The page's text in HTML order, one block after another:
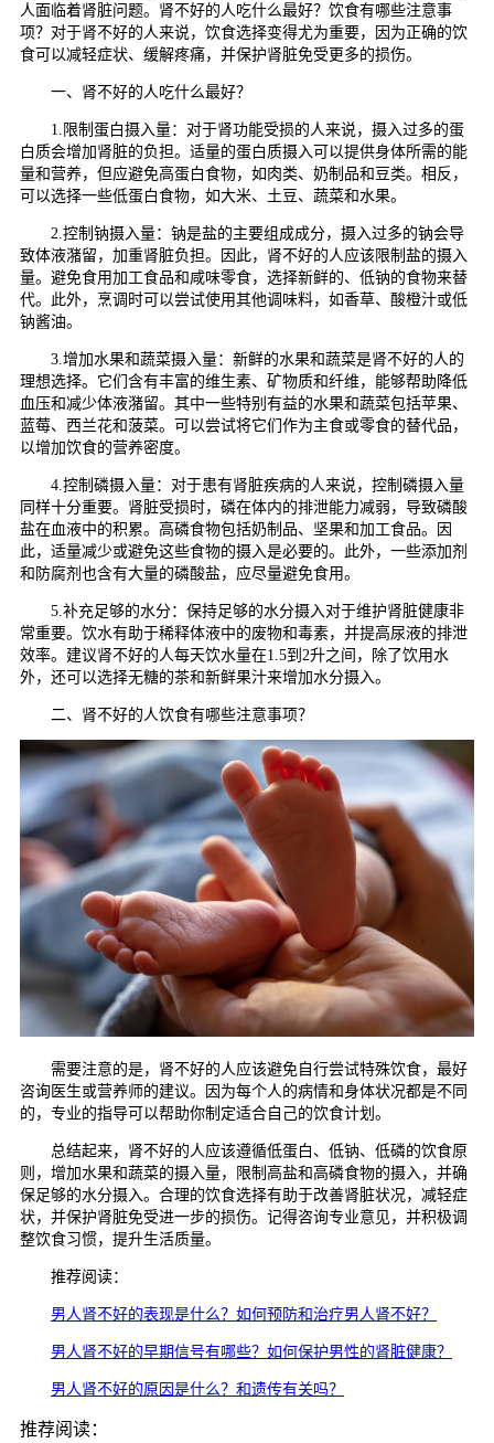
人面临着肾脏问题。肾不好的人吃什么最好？饮食有哪些注意事
项？对于肾不好的人来说，饮食选择变得尤为重要，因为正确的饮
食可以减轻症状、缓解疼痛，并保护肾脏免受更多的损伤。
一、肾不好的人吃什么最好？
1.限制蛋白摄入量：对于肾功能受损的人来说，摄入过多的蛋
白质会增加肾脏的负担。适量的蛋白质摄入可以提供身体所需的能
量和营养，但应避免高蛋白食物，如肉类、奶制品和豆类。相反，
可以选择一些低蛋白食物，如大米、土豆、蔬菜和水果。
2.控制钠摄入量：钠是盐的主要组成成分，摄入过多的钠会导
致体液潴留，加重肾脏负担。因此，肾不好的人应该限制盐的摄入
量。避免食用加工食品和咸味零食，选择新鲜的、低钠的食物来替
代。此外，烹调时可以尝试使用其他调味料，如香草、酸橙汁或低
钠酱油。
3.增加水果和蔬菜摄入量：新鲜的水果和蔬菜是肾不好的人的
理想选择。它们含有丰富的维生素、矿物质和纤维，能够帮助降低
血压和减少体液潴留。其中一些特别有益的水果和蔬菜包括苹果、
蓝莓、西兰花和菠菜。可以尝试将它们作为主食或零食的替代品，
以增加饮食的营养密度。
4.控制磷摄入量：对于患有肾脏疾病的人来说，控制磷摄入量
同样十分重要。肾脏受损时，磷在体内的排泄能力减弱，导致磷酸
盐在血液中的积累。高磷食物包括奶制品、坚果和加工食品。因
此，适量减少或避免这些食物的摄入是必要的。此外，一些添加剂
和防腐剂也含有大量的磷酸盐，应尽量避免食用。
5.补充足够的水分：保持足够的水分摄入对于维护肾脏健康非
常重要。饮水有助于稀释体液中的废物和毒素，并提高尿液的排泄
效率。建议肾不好的人每天饮水量在1.5到2升之间，除了饮用水
外，还可以选择无糖的茶和新鲜果汁来增加水分摄入。
二、肾不好的人饮食有哪些注意事项？
需要注意的是，肾不好的人应该避免自行尝试特殊饮食，最好
咨询医生或营养师的建议。因为每个人的病情和身体状况都是不同
的，专业的指导可以帮助你制定适合自己的饮食计划。
总结起来，肾不好的人应该遵循低蛋白、低钠、低磷的饮食原
则，增加水果和蔬菜的摄入量，限制高盐和高磷食物的摄入，并确
保足够的水分摄入。合理的饮食选择有助于改善肾脏状况，减轻症
状，并保护肾脏免受进一步的损伤。记得咨询专业意见，并积极调
整饮食习惯，提升生活质量。
推荐阅读：
男人肾不好的表现是什么？如何预防和治疗男人肾不好？
男人肾不好的早期信号有哪些？如何保护男性的肾脏健康？
男人肾不好的原因是什么？和遗传有关吗？
推荐阅读：